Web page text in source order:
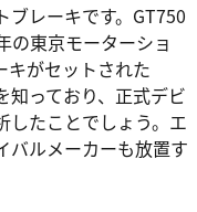
レーキです。GT750
の東京モーターショ
キがセットされた
知っており、正式デビ
したことでしょう。エ
バルメーカーも放置す